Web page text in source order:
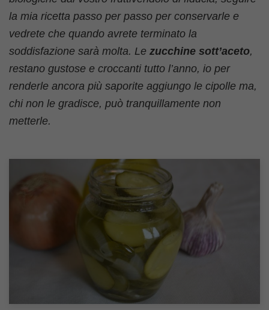
la mia ricetta passo per passo per conservarle e
vedrete che quando avrete terminato la
soddisfazione sarà molta. Le zucchine sott’aceto,
restano gustose e croccanti tutto l’anno, io per
renderle ancora più saporite aggiungo le cipolle ma,
chi non le gradisce, può tranquillamente non
metterle.